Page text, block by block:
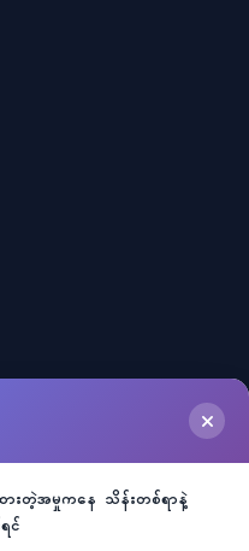
ားတဲ့အမှုကနေ သိန်းတစ်ရာနဲ့
င်